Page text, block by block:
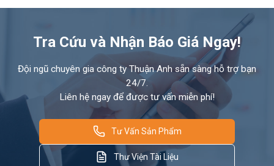
Tra Cứu và Nhận Báo Giá Ngay!
Đội ngũ chuyên gia công ty Thuận Anh sẵn sàng hỗ trợ bạn
24/7.
Liên hệ ngay để được tư vấn miễn phí!
Tư Vấn Sản Phẩm
Thư Viện Tài Liệu